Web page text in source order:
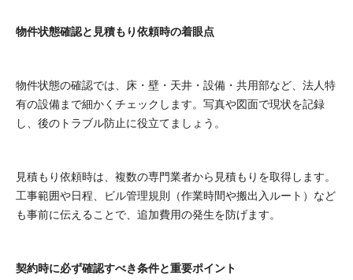
物件状態確認と見積もり依頼時の着眼点
物件状態の確認では、床・壁・天井・設備・共用部など、法人特
有の設備まで細かくチェックします。写真や図面で現状を記録
し、後のトラブル防止に役立てましょう。
見積もり依頼時は、複数の専門業者から見積もりを取得します。
工事範囲や日程、ビル管理規則（作業時間や搬出入ルート）など
も事前に伝えることで、追加費用の発生を防げます。
契約時に必ず確認すべき条件と重要ポイント